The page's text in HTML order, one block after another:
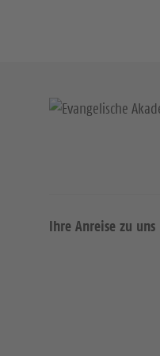
Ihre Anreise zu uns